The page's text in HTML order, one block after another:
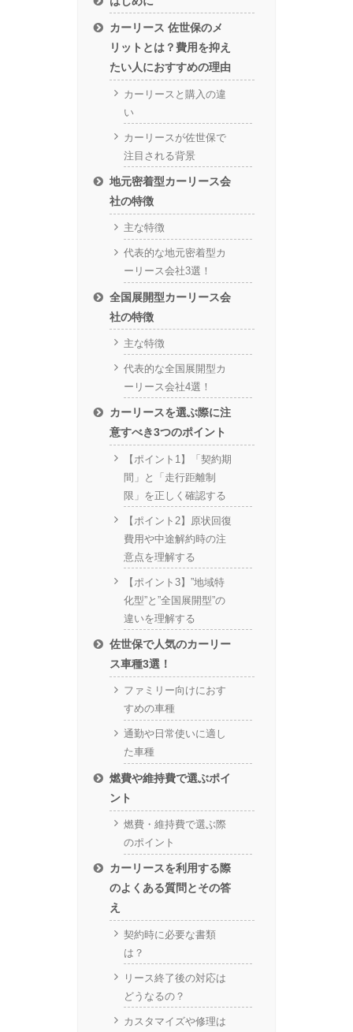
カーリース 佐世保のメ
リットとは？費用を抑え
たい人におすすめの理由
カーリースと購入の違
い
カーリースが佐世保で
注目される背景
地元密着型カーリース会
社の特徴
主な特徴
代表的な地元密着型カ
ーリース会社3選！
全国展開型カーリース会
社の特徴
主な特徴
代表的な全国展開型カ
ーリース会社4選！
カーリースを選ぶ際に注
意すべき3つのポイント
【ポイント1】「契約期
間」と「走行距離制
限」を正しく確認する
【ポイント2】原状回復
費用や中途解約時の注
意点を理解する
【ポイント3】”地域特
化型”と”全国展開型”の
違いを理解する
佐世保で人気のカーリー
ス車種3選！
ファミリー向けにおす
すめの車種
通勤や日常使いに適し
た車種
燃費や維持費で選ぶポイ
ント
燃費・維持費で選ぶ際
のポイント
カーリースを利用する際
のよくある質問とその答
え
契約時に必要な書類
は？
リース終了後の対応は
どうなるの？
カスタマイズや修理は